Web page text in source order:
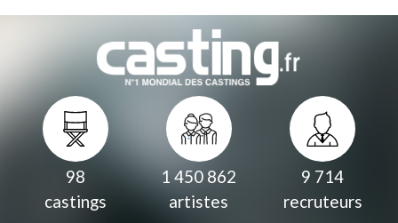
98
castings
1 450 862
artistes
9 714
recruteurs